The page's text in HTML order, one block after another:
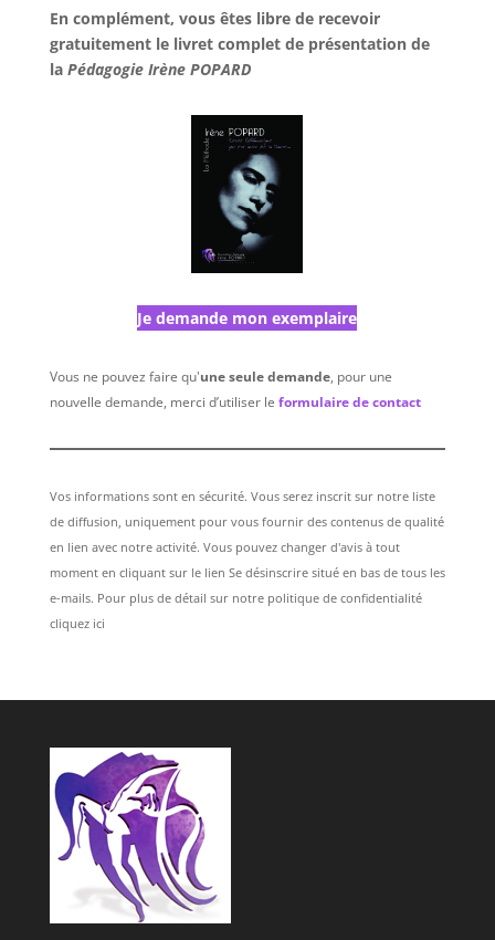
En complément, vous êtes libre de recevoir
gratuitement le livret complet de présentation de
la Pédagogie Irène POPARD
Je demande mon exemplaire
Vous ne pouvez faire qu'une seule demande, pour une
nouvelle demande, merci d’utiliser le formulaire de contact
Vos informations sont en sécurité. Vous serez inscrit sur notre liste
de diffusion, uniquement pour vous fournir des contenus de qualité
en lien avec notre activité. Vous pouvez changer d'avis à tout
moment en cliquant sur le lien Se désinscrire situé en bas de tous les
e-mails. Pour plus de détail sur notre politique de confidentialité
cliquez ici